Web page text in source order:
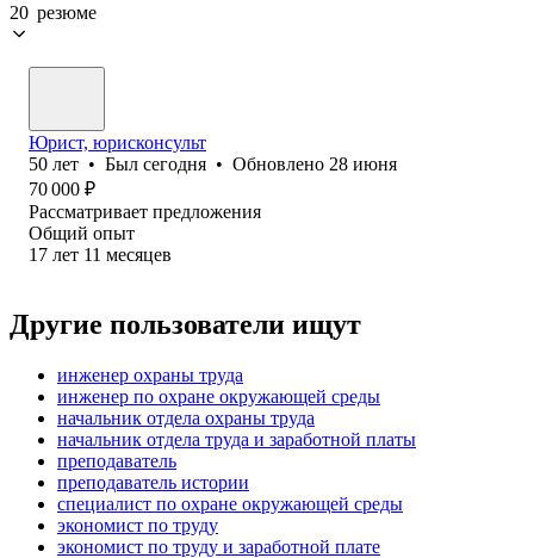
20 резюме
Юрист, юрисконсульт
50 лет • Был сегодня • Обновлено 28 июня
70 000 ₽
Рассматривает предложения
Общий опыт
17 лет 11 месяцев
Другие пользователи ищут
инженер охраны труда
инженер по охране окружающей среды
начальник отдела охраны труда
начальник отдела труда и заработной платы
преподаватель
преподаватель истории
специалист по охране окружающей среды
экономист по труду
экономист по труду и заработной плате